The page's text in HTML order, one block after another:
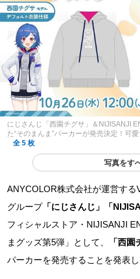
にじさんじ「西園チグサ」＆NIJISANJI
た“そのまんま”パーカーが発売決定！可
全 5 枚
写真をす
ANYCOLOR株式会社が運営する
グループ「にじさんじ」「
フィシャルストア・NIJISANJI
まグッズ第5弾」として、
「西
パーカーを発売することを発表し